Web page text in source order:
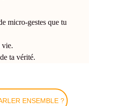
micro-gestes que tu
vie.
ta vérité.
ENSEMBLE ?